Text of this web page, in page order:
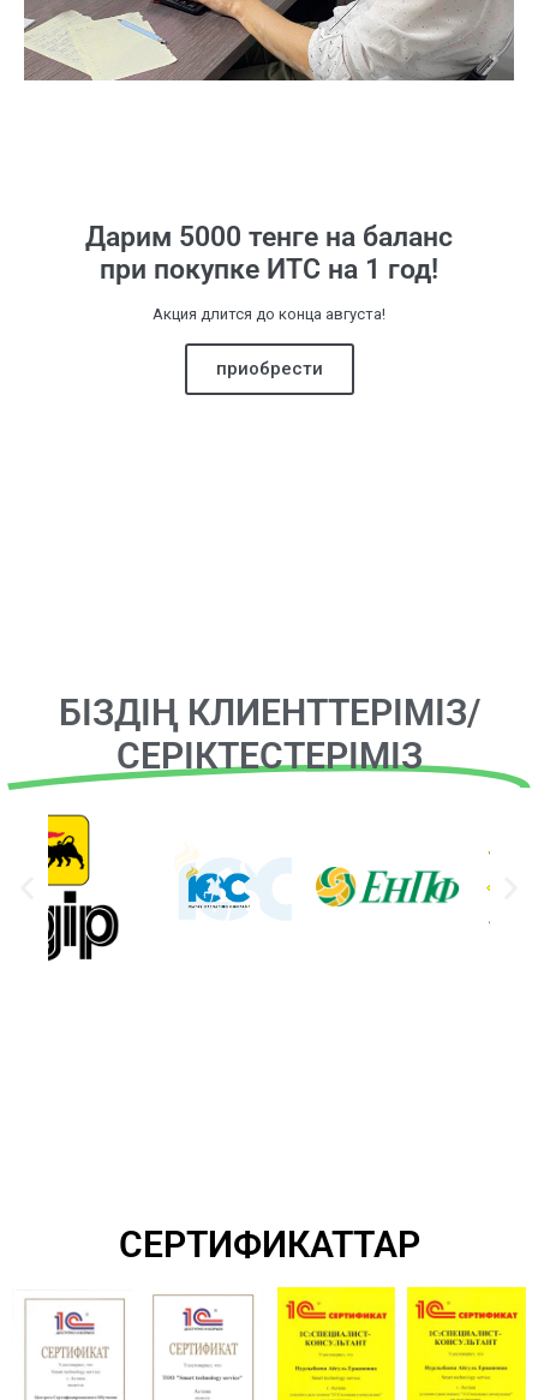
Дарим 5000 тенге на баланс
при покупке ИТС на 1 год!
Акция длится до конца августа!
приобрести
БІЗДІҢ КЛИЕНТТЕРІМІЗ/
СЕРІКТЕСТЕРІМІЗ
СЕРТИФИКАТТАР